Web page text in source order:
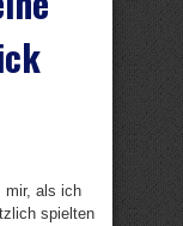
mir, als ich
spielten